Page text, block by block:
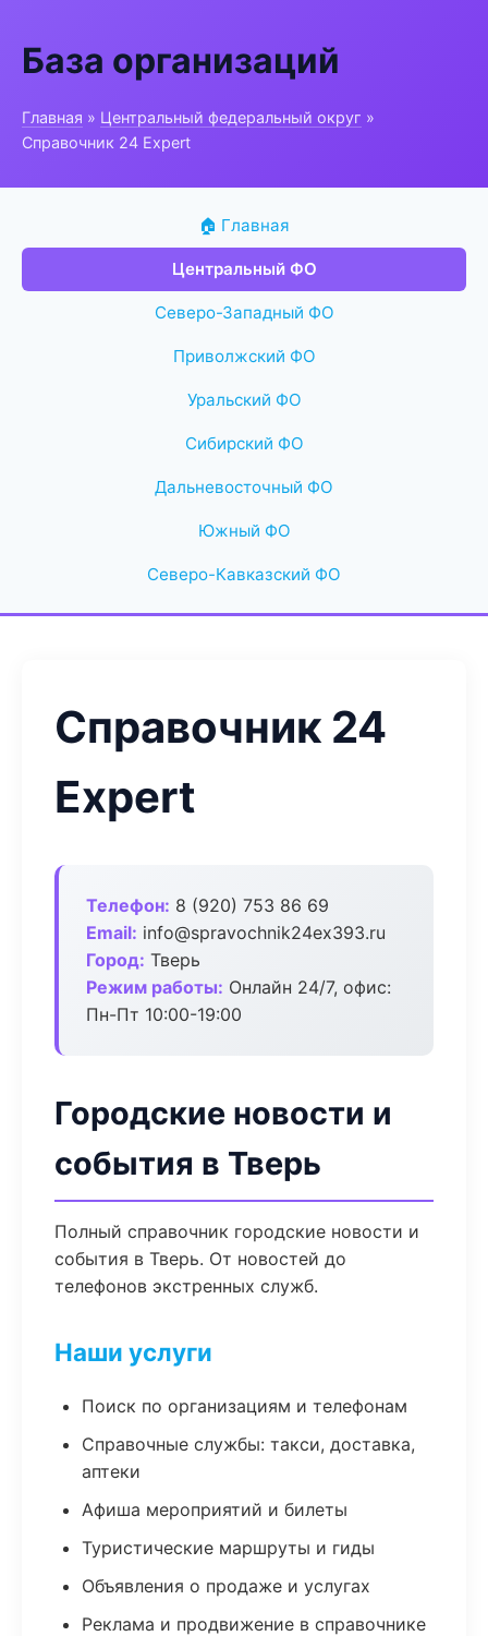
База организаций
Главная » Центральный федеральный округ »
Справочник 24 Expert
🏠 Главная
Центральный ФО
Северо-Западный ФО
Приволжский ФО
Уральский ФО
Сибирский ФО
Дальневосточный ФО
Южный ФО
Северо-Кавказский ФО
Справочник 24
Expert
Телефон: 8 (920) 753 86 69
Email: info@spravochnik24ex393.ru
Город: Тверь
Режим работы: Онлайн 24/7, офис:
Пн-Пт 10:00-19:00
Городские новости и
события в Тверь
Полный справочник городские новости и
события в Тверь. От новостей до
телефонов экстренных служб.
Наши услуги
Поиск по организациям и телефонам
Справочные службы: такси, доставка,
аптеки
Афиша мероприятий и билеты
Туристические маршруты и гиды
Объявления о продаже и услугах
Реклама и продвижение в справочнике